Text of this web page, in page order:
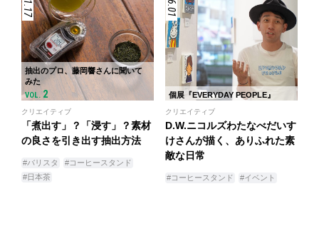
抽出のプロ、藤岡響さんに聞いて
みた
VOL.2
クリエイティブ
「煮出す」？「浸す」？素材
の良さを引き出す抽出方法
#バリスタ
#コーヒースタンド
#日本茶
個展『EVERYDAY PEOPLE』
クリエイティブ
D.W.ニコルズわたなべだいす
けさんが描く、ありふれた素
敵な日常
#コーヒースタンド #イベント